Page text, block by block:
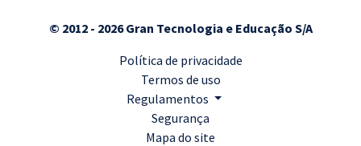
© 2012 - 2026 Gran Tecnologia e Educação S/A
Política de privacidade
Termos de uso
Regulamentos
Segurança
Mapa do site